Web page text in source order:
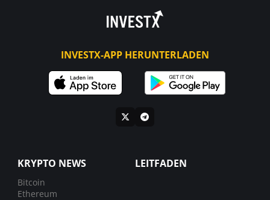
INVESTX-APP HERUNTERLADEN
KRYPTO NEWS
Bitcoin
Ethereum
LEITFADEN